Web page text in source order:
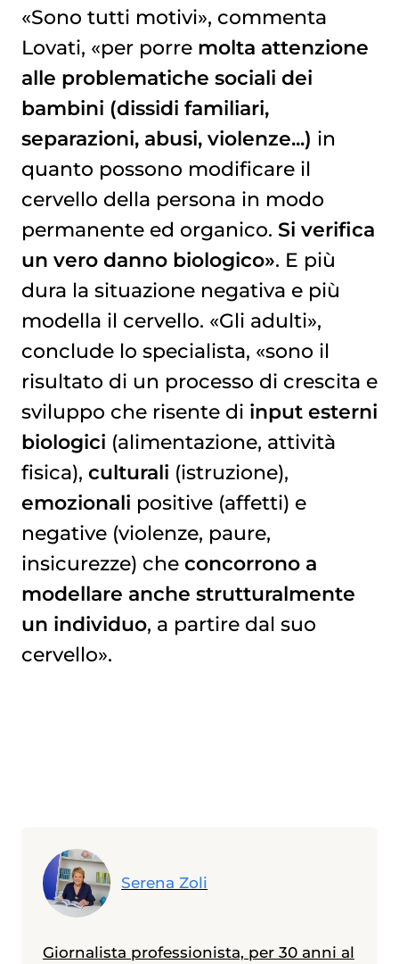
«Sono tutti motivi», commenta
Lovati, «per porre molta attenzione
alle problematiche sociali dei
bambini (dissidi familiari,
separazioni, abusi, violenze...) in
quanto possono modificare il
cervello della persona in modo
permanente ed organico. Si verifica
un vero danno biologico». E più
dura la situazione negativa e più
modella il cervello. «Gli adulti»,
conclude lo specialista, «sono il
risultato di un processo di crescita e
sviluppo che risente di input esterni
biologici (alimentazione, attività
fisica), culturali (istruzione),
emozionali positive (affetti) e
negative (violenze, paure,
insicurezze) che concorrono a
modellare anche strutturalmente
un individuo, a partire dal suo
cervello».
Serena Zoli
Giornalista professionista, per 30 anni al